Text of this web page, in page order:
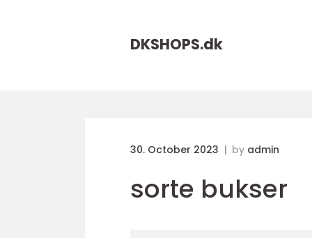
DKSHOPS.dk
30. October 2023 by admin
sorte bukser